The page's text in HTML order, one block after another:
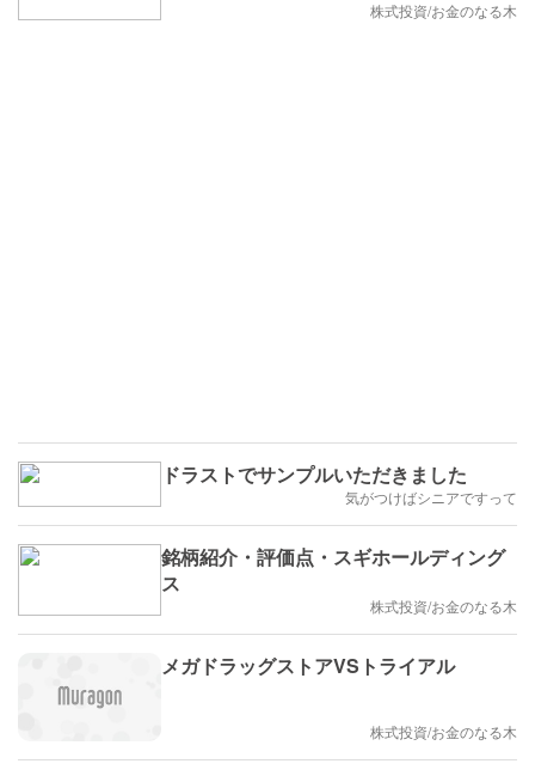
株式投資/お金のなる木
ドラストでサンプルいただきました
気がつけばシニアですって
銘柄紹介・評価点・スギホールディング
ス
株式投資/お金のなる木
メガドラッグストアVSトライアル
株式投資/お金のなる木